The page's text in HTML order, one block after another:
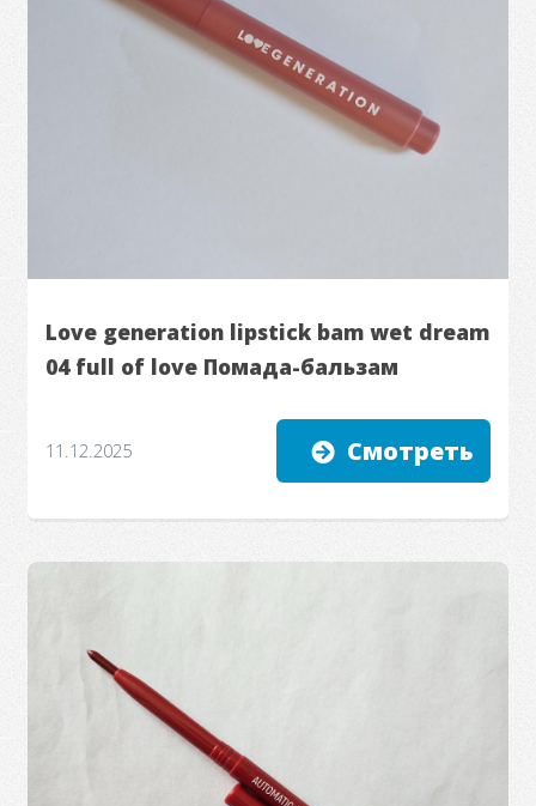
Love generation lipstick bam wet dream
04 full of love Помада-бальзам
11.12.2025 Смотреть